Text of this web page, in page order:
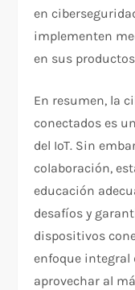
en
implementen
en sus
En resumen, la
conectados es
del IoT. Sin
colaboración,
educación
desafíos y
dispositivos
enfoque integral
aprovechar al